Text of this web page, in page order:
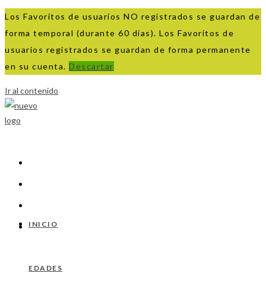
Los Favoritos de usuarios NO registrados se guardan de
forma temporal (durante 60 días). Los Favoritos de
usuarios registrados se guardan de forma permanente
en su cuenta. Descartar
Ir al contenido
INICIO
EDADES